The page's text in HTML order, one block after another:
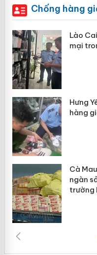
Chống hàng
Lào
mại
Hưng
hàng
Cà
ngàn
trường